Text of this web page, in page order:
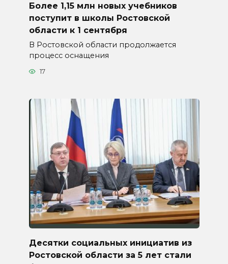
Более 1,15 млн новых учебников
поступит в школы Ростовской
области к 1 сентября
В Ростовской области продолжается
процесс оснащения
17
Десятки социальных инициатив из
Ростовской области за 5 лет стали